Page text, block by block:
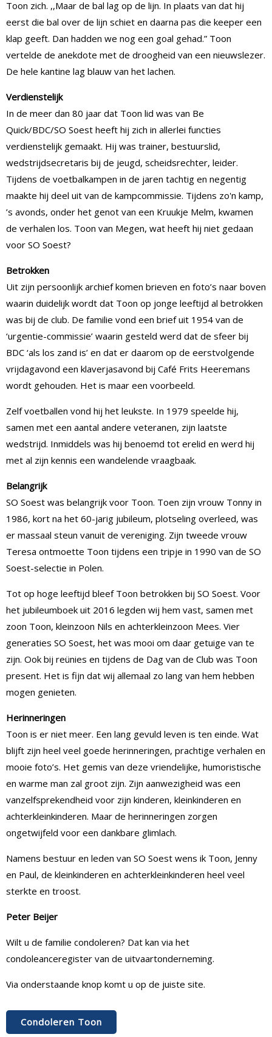
Toon zich. ,,Maar de bal lag op de lijn. In plaats van dat hij
eerst die bal over de lijn schiet en daarna pas die keeper een
klap geeft. Dan hadden we nog een goal gehad.” Toon
vertelde de anekdote met de droogheid van een nieuwslezer.
De hele kantine lag blauw van het lachen.
Verdienstelijk
In de meer dan 80 jaar dat Toon lid was van Be
Quick/BDC/SO Soest heeft hij zich in allerlei functies
verdienstelijk gemaakt. Hij was trainer, bestuurslid,
wedstrijdsecretaris bij de jeugd, scheidsrechter, leider.
Tijdens de voetbalkampen in de jaren tachtig en negentig
maakte hij deel uit van de kampcommissie. Tijdens zo'n kamp,
’s avonds, onder het genot van een Kruukje Melm, kwamen
de verhalen los. Toon van Megen, wat heeft hij niet gedaan
voor SO Soest?
Betrokken
Uit zijn persoonlijk archief komen brieven en foto’s naar boven
waarin duidelijk wordt dat Toon op jonge leeftijd al betrokken
was bij de club. De familie vond een brief uit 1954 van de
‘urgentie-commissie’ waarin gesteld werd dat de sfeer bij
BDC ‘als los zand is’ en dat er daarom op de eerstvolgende
vrijdagavond een klaverjasavond bij Café Frits Heeremans
wordt gehouden. Het is maar een voorbeeld.
Zelf voetballen vond hij het leukste. In 1979 speelde hij,
samen met een aantal andere veteranen, zijn laatste
wedstrijd. Inmiddels was hij benoemd tot erelid en werd hij
met al zijn kennis een wandelende vraagbaak.
Belangrijk
SO Soest was belangrijk voor Toon. Toen zijn vrouw Tonny in
1986, kort na het 60-jarig jubileum, plotseling overleed, was
er massaal steun vanuit de vereniging. Zijn tweede vrouw
Teresa ontmoette Toon tijdens een tripje in 1990 van de SO
Soest-selectie in Polen.
Tot op hoge leeftijd bleef Toon betrokken bij SO Soest. Voor
het jubileumboek uit 2016 legden wij hem vast, samen met
zoon Toon, kleinzoon Nils en achterkleinzoon Mees. Vier
generaties SO Soest, het was mooi om daar getuige van te
zijn. Ook bij reünies en tijdens de Dag van de Club was Toon
present. Het is fijn dat wij allemaal zo lang van hem hebben
mogen genieten.
Herinneringen
Toon is er niet meer. Een lang gevuld leven is ten einde. Wat
blijft zijn heel veel goede herinneringen, prachtige verhalen en
mooie foto’s. Het gemis van deze vriendelijke, humoristische
en warme man zal groot zijn. Zijn aanwezigheid was een
vanzelfsprekendheid voor zijn kinderen, kleinkinderen en
achterkleinkinderen. Maar de herinneringen zorgen
ongetwijfeld voor een dankbare glimlach.
Namens bestuur en leden van SO Soest wens ik Toon, Jenny
en Paul, de kleinkinderen en achterkleinkinderen heel veel
sterkte en troost.
Peter Beijer
Wilt u de familie condoleren? Dat kan via het
condoleanceregister van de uitvaartonderneming.
Via onderstaande knop komt u op de juiste site.
Condoleren Toon